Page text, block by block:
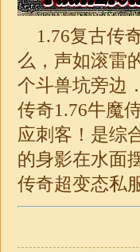
1.76复古传
么，声如滚雷
个斗兽坑旁边
传奇1.76牛魔
应刺客！是综
的身影在水面
传奇超变态私